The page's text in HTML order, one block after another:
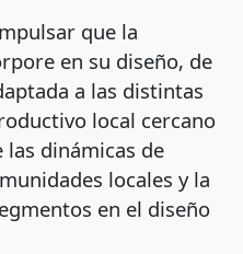
que la
en su diseño, de
a las distintas
local cercano
las dinámicas de
locales y la
en el diseño